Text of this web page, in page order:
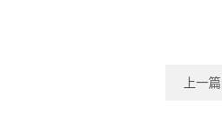
上一篇